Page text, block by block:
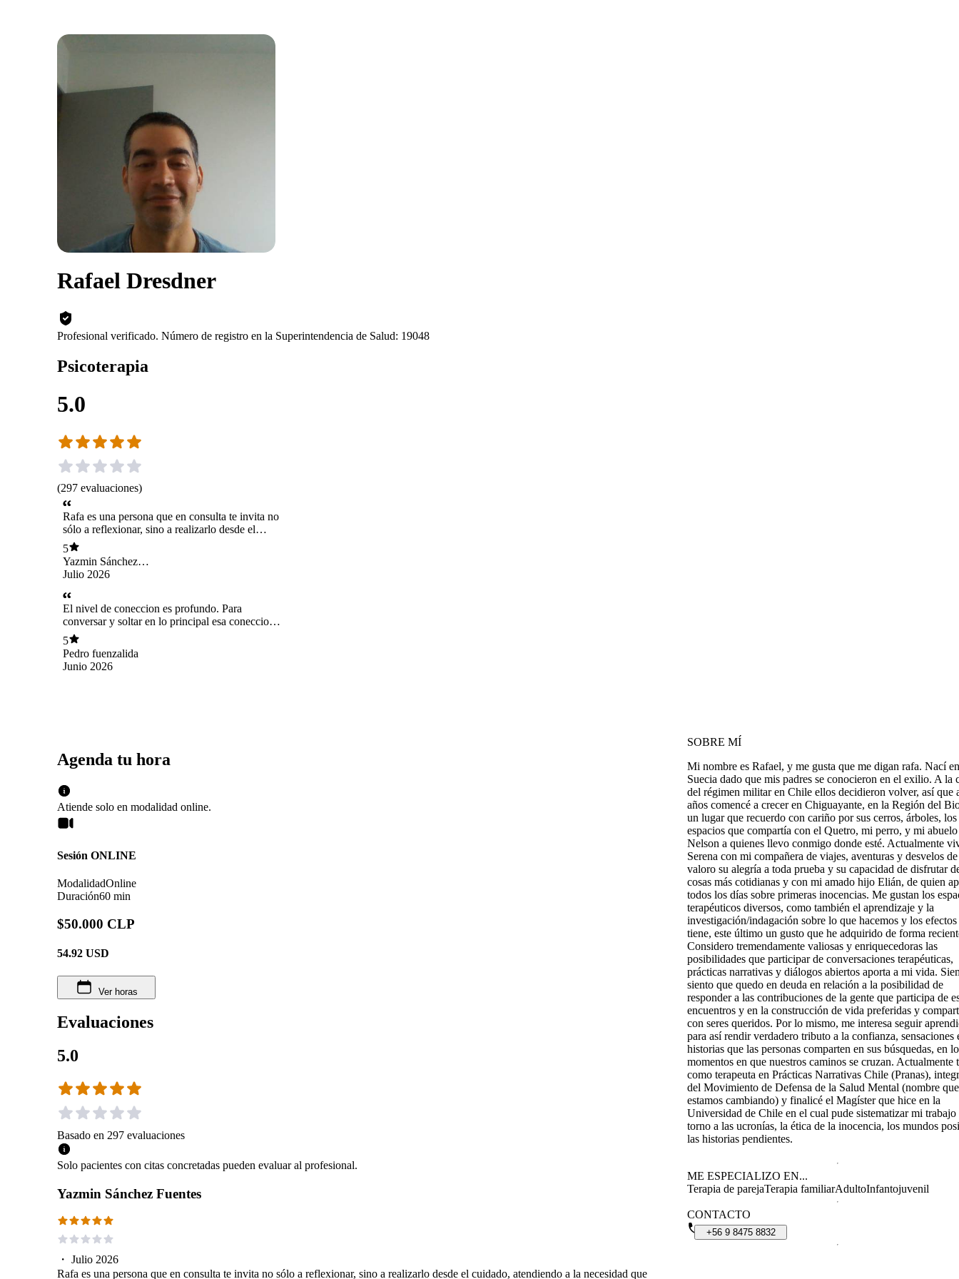
Rafael Dresdner
Profesional verificado. Número de registro en la Superintendencia de Salud: 19048
Psicoterapia
5.0
(297 evaluaciones)
Rafa es una persona que en consulta te invita no
sólo a reflexionar, sino a realizarlo desde el
cuidado, atendiendo a la necesidad que nuestros
pensamiento y emociones nos muestran... Su
forma de acompañar los procesos es
profundamente profesional, pero también muy
humana, compasiva y cercana!
5
Yazmin Sánchez
Fuentes
Julio 2026
El nivel de coneccion es profundo. Para
conversar y soltar en lo principal esa coneccion
natural.
5
Pedro fuenzalida
Junio 2026
Agenda tu hora
Atiende solo en modalidad online.
Sesión ONLINE
ModalidadOnline
Duración60 min
$50.000 CLP
54.92 USD
Ver horas
Evaluaciones
5.0
Basado en 297 evaluaciones
Solo pacientes con citas concretadas pueden evaluar al profesional.
Yazmin Sánchez Fuentes
・ Julio 2026
Rafa es una persona que en consulta te invita no sólo a reflexionar, sino a realizarlo desde el cuidado, atendiendo a la necesidad que
SOBRE MÍ
Mi nombre es Rafael, y me gusta que me digan rafa. Nací en
Suecia dado que mis padres se conocieron en el exilio. A la
del régimen militar en Chile ellos decidieron volver, así que
años comencé a crecer en Chiguayante, en la Región del
un lugar que recuerdo con cariño por sus cerros, árboles, los
espacios que compartía con el Quetro, mi perro, y mi abuelo
Nelson a quienes llevo conmigo donde esté. Actualmente
Serena con mi compañera de viajes, aventuras y desvelos
valoro su alegría a toda prueba y su capacidad de disfrutar
cosas más cotidianas y con mi amado hijo Elián, de quien
todos los días sobre primeras inocencias. Me gustan los
terapéuticos diversos, como también el aprendizaje y la
investigación/indagación sobre lo que hacemos y los efectos
tiene, este último un gusto que he adquirido de forma
Considero tremendamente valiosas y enriquecedoras las
posibilidades que participar de conversaciones terapéuticas,
prácticas narrativas y diálogos abiertos aporta a mi vida.
siento que quedo en deuda en relación a la posibilidad de
responder a las contribuciones de la gente que participa de
encuentros y en la construcción de vida preferidas y
con seres queridos. Por lo mismo, me interesa seguir
para así rendir verdadero tributo a la confianza, sensaciones
historias que las personas comparten en sus búsquedas, en
momentos en que nuestros caminos se cruzan. Actualmente
como terapeuta en Prácticas Narrativas Chile (Pranas),
del Movimiento de Defensa de la Salud Mental (nombre que
estamos cambiando) y finalicé el Magíster que hice en la
Universidad de Chile en el cual pude sistematizar mi trabajo
torno a las ucronías, la ética de la inocencia, los mundos
las historias pendientes.
ME ESPECIALIZO EN...
Terapia de parejaTerapia familiarAdultoInfantojuvenil
CONTACTO
+56 9 8475 8832